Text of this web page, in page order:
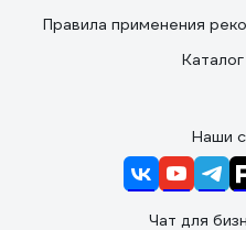
Правила применения
Наши
Чат для